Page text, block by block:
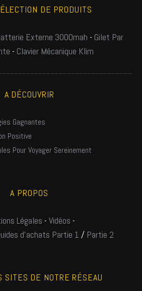
DE PRODUITS
Externe 3000mah - Gilet Par
- Clavier Mécanique Klim
A DÉCOUVRIR
Gagnantes
Positive
Pour Voyager Sereinement
A PROPOS
Légales - Vidéos -
d'achats Partie 1 / Partie 2
SITES DE NOTRE RÉSEAU